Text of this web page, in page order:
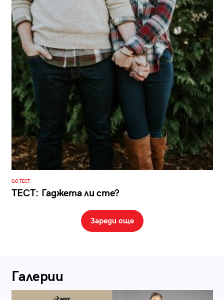
GO ТЕСТ
ТЕСТ: Гаджета ли сте?
Зареди още
Галерии